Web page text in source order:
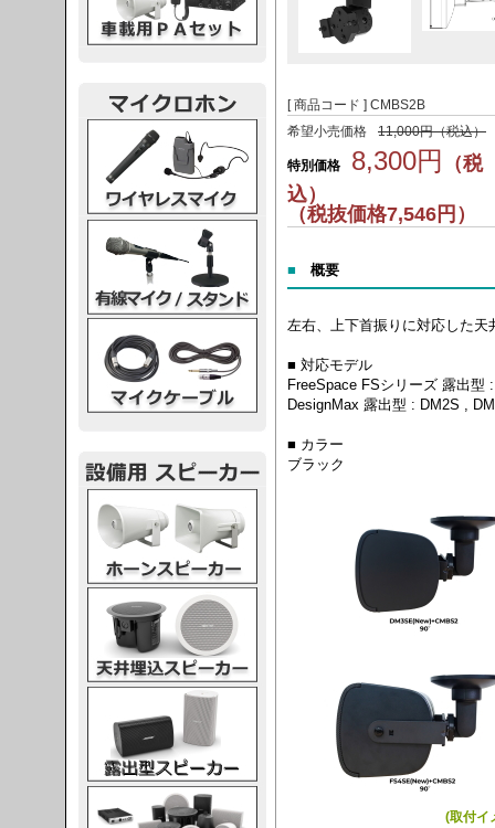
[ 商品コード ] CMBS2B
希望小売価格
11,000円（税込）
特別価格 8,300円 （税
込）
（税抜価格7,546円）
■ 概要
左右、上下首振りに対応した天
■ 対応モデル
FreeSpace FSシリーズ 露出型
DesignMax 露出型 : DM2S ,
■ カラー
ブラック
(取付イ